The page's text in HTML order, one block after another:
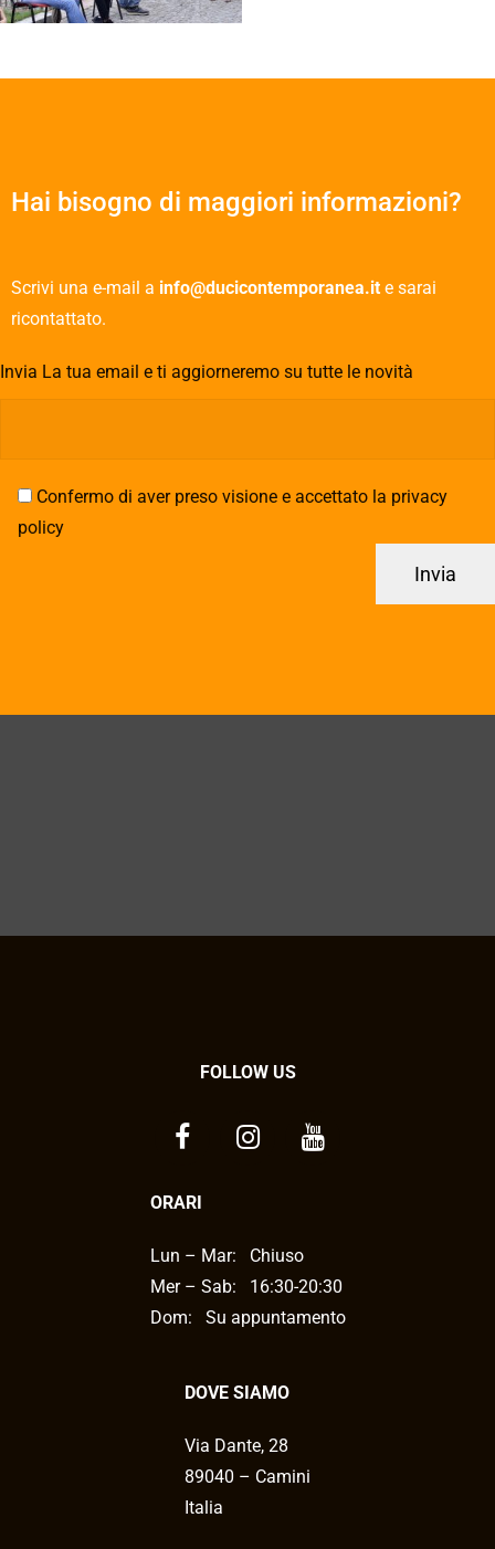
Hai bisogno di maggiori informazioni?
Scrivi una e-mail a info@ducicontemporanea.it e sarai
ricontattato.
Invia La tua email e ti aggiorneremo su tutte le novità
Confermo di aver preso visione e accettato la privacy
policy
FOLLOW US
ORARI
Lun – Mar:
Chiuso
Mer – Sab:
16:30-20:30
Dom: Su appuntamento
DOVE SIAMO
Via Dante, 28
89040 – Camini
Italia